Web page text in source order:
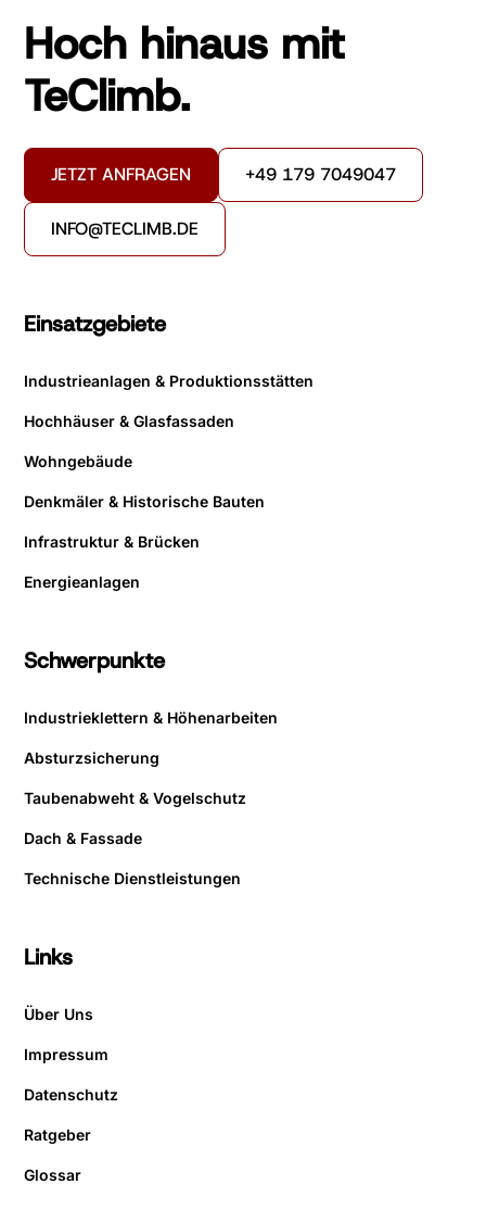
Hoch hinaus mit
TeClimb.
JETZT ANFRAGEN +49 179 7049047
INFO@TECLIMB.DE
Einsatzgebiete
Industrieanlagen & Produktionsstätten
Hochhäuser & Glasfassaden
Wohngebäude
Denkmäler & Historische Bauten
Infrastruktur & Brücken
Energieanlagen
Schwerpunkte
Industrieklettern & Höhenarbeiten
Absturzsicherung
Taubenabweht & Vogelschutz
Dach & Fassade
Technische Dienstleistungen
Links
Über Uns
Impressum
Datenschutz
Ratgeber
Glossar